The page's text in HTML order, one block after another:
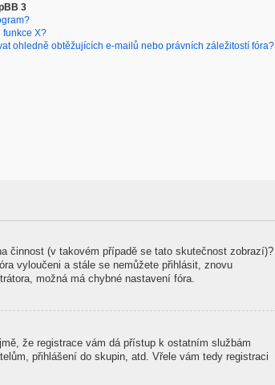
3
funkce X?
ohledně obtěžujících e-mailů nebo právních záležitostí fóra?
činnost (v takovém případě se tato skutečnost zobrazí)?
vyloučeni a stále se nemůžete přihlásit, znovu
možná má chybné nastavení fóra.
že registrace vám dá přístup k ostatním službám
přihlášení do skupin, atd. Vřele vám tedy registraci